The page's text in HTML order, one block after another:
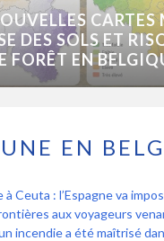
CARTES
DES SOLS ET
FORÊT EN
EN
Ceuta : l’Espagne va
aux voyageurs
incendie a été maîtrisé